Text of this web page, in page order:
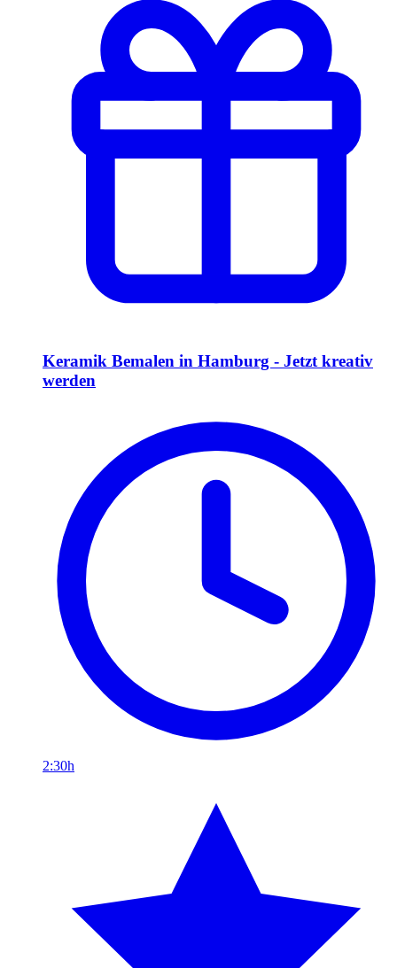
Keramik Bemalen in Hamburg - Jetzt kreativ
werden
2:30h